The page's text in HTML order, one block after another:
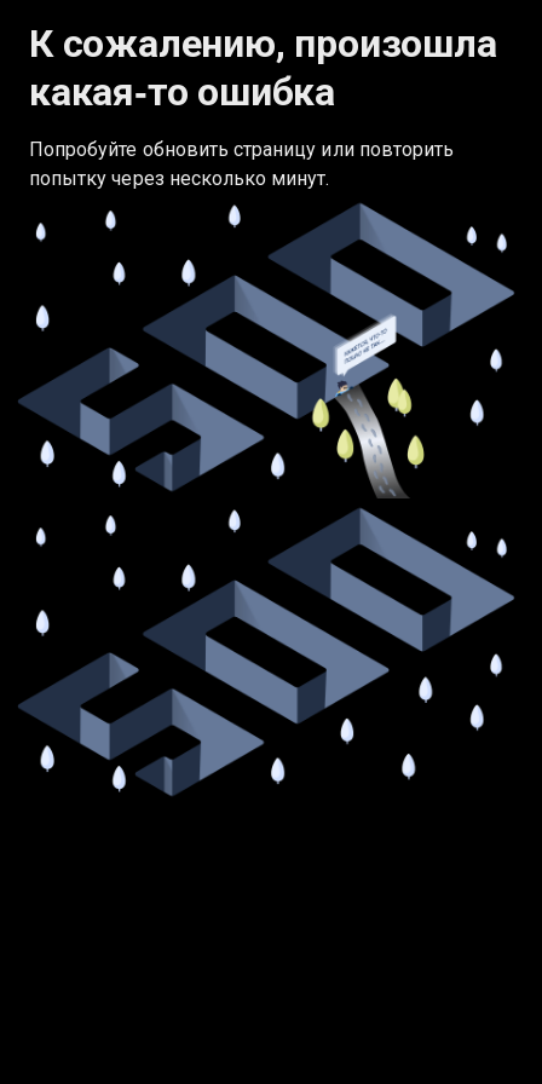
К сожалению, произошла
какая‑то ошибка
Попробуйте обновить страницу или повторить
попытку через несколько минут.